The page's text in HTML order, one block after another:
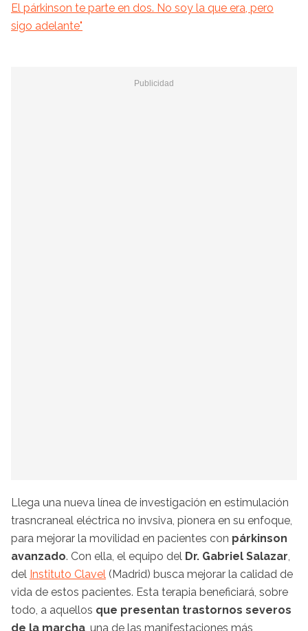
El párkinson te parte en dos. No soy la que era, pero
sigo adelante"
Llega una nueva línea de investigación en estimulación
trasncraneal eléctrica no invsiva, pionera en su enfoque,
para mejorar la movilidad en pacientes con párkinson
avanzado. Con ella, el equipo del Dr. Gabriel Salazar,
del Instituto Clavel (Madrid) busca mejorar la calidad de
vida de estos pacientes. Esta terapia beneficiará, sobre
todo, a aquellos que presentan trastornos severos
de la marcha, una de las manifestaciones más